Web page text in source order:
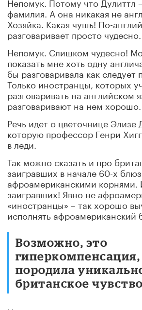
фамилия. А она никакая не
Хозяйка. Какая чушь! По-
разговаривает просто чудесно.
Непомук. Слишком чудесно!
показать мне хоть одну
бы разговаривала как следует
Только иностранцы, которых
разговаривать на английском
разговаривают на нем хорошо.
Речь идет о цветочнице Элизе
которую профессор Генри
в леди.
Так можно сказать и про
заигравших в начале 60-х
афроамериканскими корнями.
заигравших! Явно не
«иностранцы» – так хорошо
исполнять афроамериканский
Возможно, это
гиперкомпенсация,
породила
британское